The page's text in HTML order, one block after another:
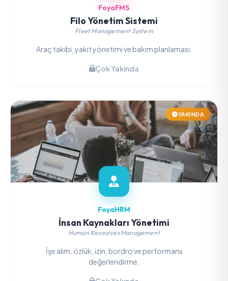
FoyaFMS
Filo Yönetim Sistemi
Fleet Management System
Araç takibi, yakıt yönetimi ve bakım planlaması.
Çok Yakında
YAKINDA
FoyaHRM
İnsan Kaynakları Yönetimi
Human Resources Management
İşe alım, özlük, izin, bordro ve performans
değerlendirme.